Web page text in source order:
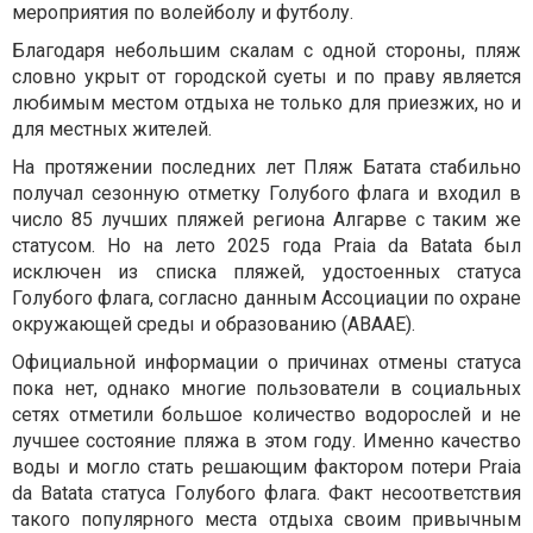
мероприятия по волейболу и футболу.
Благодаря небольшим скалам с одной стороны, пляж
словно укрыт от городской суеты и по праву является
любимым местом отдыха не только для приезжих, но и
для местных жителей.
На протяжении последних лет Пляж Батата стабильно
получал сезонную отметку Голубого флага и входил в
число 85 лучших пляжей региона Алгарве с таким же
статусом. Но на лето 2025 года Praia da Batata был
исключен из списка пляжей, удостоенных статуса
Голубого флага, согласно данным Ассоциации по охране
окружающей среды и образованию (ABAAE).
Официальной информации о причинах отмены статуса
пока нет, однако многие пользователи в социальных
сетях отметили большое количество водорослей и не
лучшее состояние пляжа в этом году. Именно качество
воды и могло стать решающим фактором потери Praia
da Batata статуса Голубого флага. Факт несоответствия
такого популярного места отдыха своим привычным